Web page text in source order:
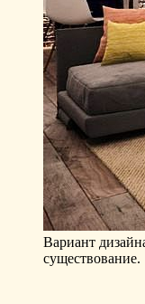
Вариант
существование.